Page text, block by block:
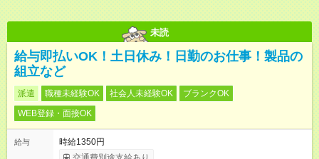
未読
給与即払いOK！土日休み！日勤のお仕事！製品の
組立など
派遣 職種未経験OK 社会人未経験OK
ブランクOK
WEB登録・面接OK
給与
時給1350円